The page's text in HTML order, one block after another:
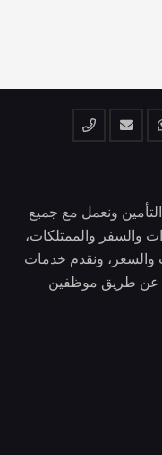
ونعمل مع جميع
والسفر والممتلكات،
ونقدم خدمات
عن طريق موظفين